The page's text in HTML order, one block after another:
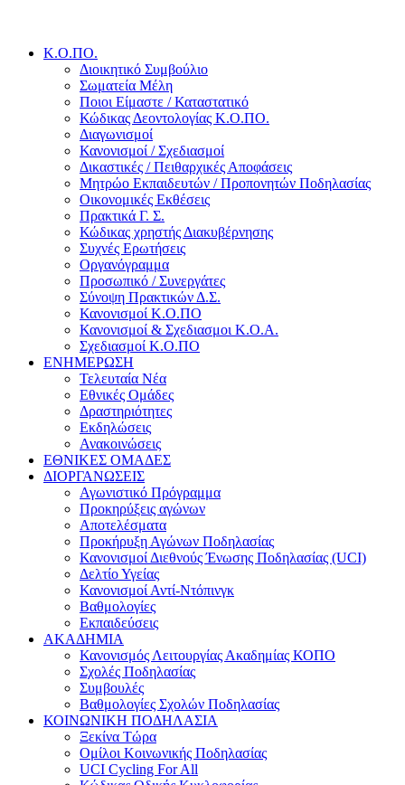
Κ.Ο.ΠΟ.
Διοικητικό Συμβούλιο
Σωματεία Μέλη
Ποιοι Είμαστε / Καταστατικό
Κώδικας Δεοντολογίας Κ.Ο.ΠΟ.
Διαγωνισμοί
Κανονισμοί / Σχεδιασμοί
Δικαστικές / Πειθαρχικές Αποφάσεις
Μητρώο Εκπαιδευτών / Προπονητών Ποδηλασίας
Οικονομικές Εκθέσεις
Πρακτικά Γ. Σ.
Κώδικας χρηστής Διακυβέρνησης
Συχνές Ερωτήσεις
Οργανόγραμμα
Προσωπικό / Συνεργάτες
Σύνοψη Πρακτικών Δ.Σ.
Κανονισμοί Κ.Ο.ΠΟ
Κανονισμοί & Σχεδιασμοι Κ.Ο.Α.
Σχεδιασμοί Κ.Ο.ΠΟ
ΕΝΗΜΕΡΩΣΗ
Τελευταία Νέα
Εθνικές Ομάδες
Δραστηριότητες
Εκδηλώσεις
Ανακοινώσεις
ΕΘΝΙΚΕΣ ΟΜΑΔΕΣ
ΔΙΟΡΓΑΝΩΣΕΙΣ
Αγωνιστικό Πρόγραμμα
Προκηρύξεις αγώνων
Αποτελέσματα
Προκήρυξη Αγώνων Ποδηλασίας
Κανονισμοί Διεθνούς Ένωσης Ποδηλασίας (UCI)
Δελτίο Υγείας
Κανονισμοί Αντί-Ντόπινγκ
Βαθμολογίες
Εκπαιδεύσεις
ΑΚΑΔΗΜΙΑ
Κανονισμός Λειτουργίας Ακαδημίας ΚΟΠΟ
Σχολές Ποδηλασίας
Συμβουλές
Βαθμολογίες Σχολών Ποδηλασίας
ΚΟΙΝΩΝΙΚΗ ΠΟΔΗΛΑΣΙΑ
Ξεκίνα Τώρα
Ομίλοι Κοινωνικής Ποδηλασίας
UCI Cycling For All